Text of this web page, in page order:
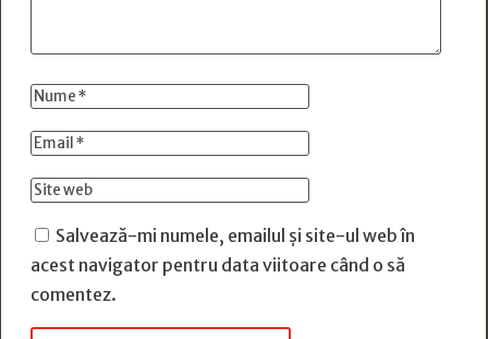
Salvează-mi numele, emailul și site-ul web în
acest navigator pentru data viitoare când o să
comentez.